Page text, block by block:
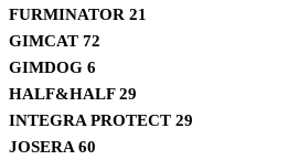
FURMINATOR 21
GIMCAT 72
GIMDOG 6
HALF&HALF29
INTEGRA PROTECT 29
JOSERA 60